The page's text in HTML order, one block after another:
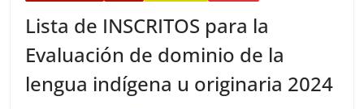
Lista de INSCRITOS para la
Evaluación de dominio de la
lengua indígena u originaria 2024